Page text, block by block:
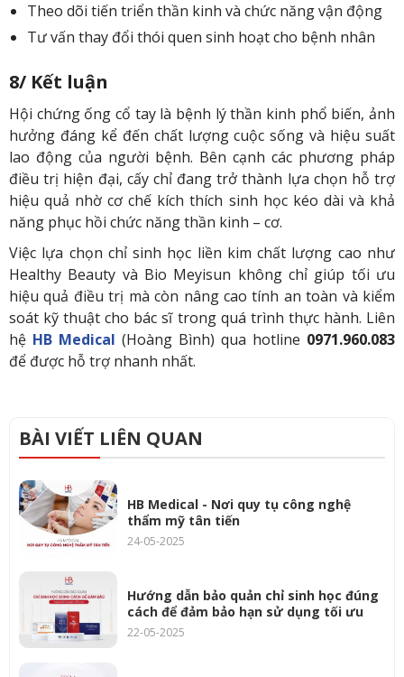
Theo dõi tiến triển thần kinh và chức năng vận động
Tư vấn thay đổi thói quen sinh hoạt cho bệnh nhân
8/ Kết luận
Hội chứng ống cổ tay là bệnh lý thần kinh phổ biến, ảnh
hưởng đáng kể đến chất lượng cuộc sống và hiệu suất
lao động của người bệnh. Bên cạnh các phương pháp
điều trị hiện đại, cấy chỉ đang trở thành lựa chọn hỗ trợ
hiệu quả nhờ cơ chế kích thích sinh học kéo dài và khả
năng phục hồi chức năng thần kinh – cơ.
Việc lựa chọn chỉ sinh học liền kim chất lượng cao như
Healthy Beauty và Bio Meyisun không chỉ giúp tối ưu
hiệu quả điều trị mà còn nâng cao tính an toàn và kiểm
soát kỹ thuật cho bác sĩ trong quá trình thực hành. Liên
hệ HB Medical (Hoàng Bình) qua hotline 0971.960.083
để được hỗ trợ nhanh nhất.
BÀI VIẾT LIÊN QUAN
HB Medical - Nơi quy tụ công nghệ
thẩm mỹ tân tiến
24-05-2025
Hướng dẫn bảo quản chỉ sinh học đúng
cách để đảm bảo hạn sử dụng tối ưu
22-05-2025